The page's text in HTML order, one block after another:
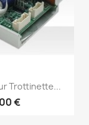
rapide
Trottinette...
€